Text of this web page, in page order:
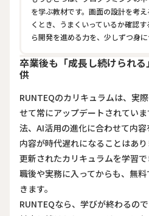
を学ぶ教材です。画面の設計を考
くとき、うまくいっているか確認
ら開発を進める力を、少しずつ身に
卒業後も「成長し続けられ
供
RUNTEQのカリキュラムは、実
せて常にアップデートされてい
法、AI活用の進化に合わせて内
内容が時代遅れになることはあ
更新されたカリキュラムを学習
職後や実務に入ってからも、無
きます。
RUNTEQなら、学びが終わるの